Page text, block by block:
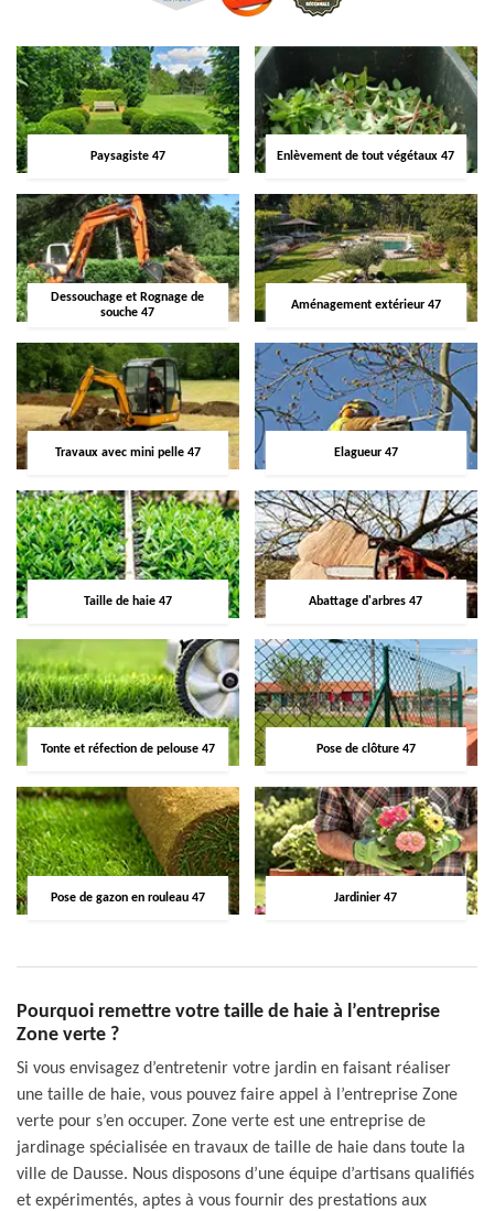
Paysagiste 47 Enlèvement de tout végétaux 47
Dessouchage et Rognage de
souche 47
Aménagement extérieur 47
Travaux avec mini pelle 47 Elagueur 47
Taille de haie 47 Abattage d'arbres 47
Tonte et réfection de pelouse 47 Pose de clôture 47
Pose de gazon en rouleau 47 Jardinier 47
Pourquoi remettre votre taille de haie à l’entreprise
Zone verte ?
Si vous envisagez d’entretenir votre jardin en faisant réaliser
une taille de haie, vous pouvez faire appel à l’entreprise Zone
verte pour s’en occuper. Zone verte est une entreprise de
jardinage spécialisée en travaux de taille de haie dans toute la
ville de Dausse. Nous disposons d’une équipe d’artisans qualifiés
et expérimentés, aptes à vous fournir des prestations aux